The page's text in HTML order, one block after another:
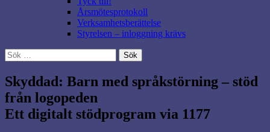
Årsmötesprotokoll
Verksamhetsberättelse
Styrelsen – inloggning krävs
Sök
efter:
Skyddad: Barn med språkstörning – stöd
från logopeden
Ett digitalt stödprogram via 1177